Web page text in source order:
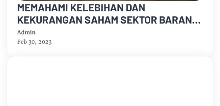
MEMAHAMI KELEBIHAN DAN
KEKURANGAN SAHAM SEKTOR BARANG
KONSUMSI: PENTING UNTUK
PERTIMBANGAN INVESTASI !!!
Admin
Feb 30, 2023